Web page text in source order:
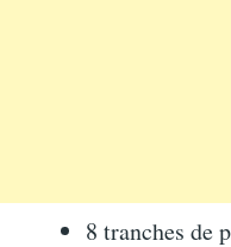
8 tranches de